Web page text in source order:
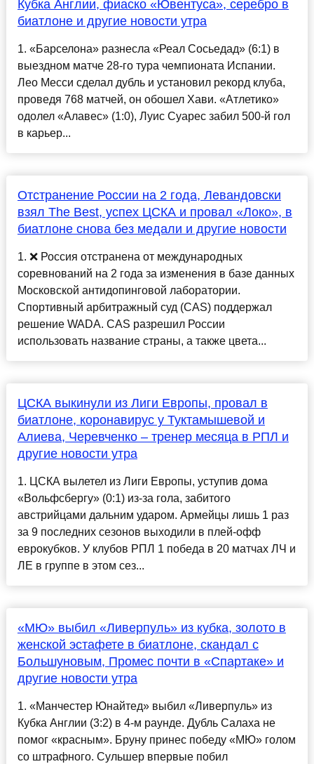
Кубка Англии, фиаско «Ювентуса», серебро в
биатлоне и другие новости утра
1. «Барселона» разнесла «Реал Сосьедад» (6:1) в
выездном матче 28-го тура чемпионата Испании.
Лео Месси сделал дубль и установил рекорд клуба,
проведя 768 матчей, он обошел Хави. «Атлетико»
одолел «Алавес» (1:0), Луис Суарес забил 500-й гол
в карьер...
Отстранение России на 2 года, Левандовски
взял The Best, успех ЦСКА и провал «Локо», в
биатлоне снова без медали и другие новости
1. ❌ Россия отстранена от международных
соревнований на 2 года за изменения в базе данных
Московской антидопинговой лаборатории.
Спортивный арбитражный суд (CAS) поддержал
решение WADA. CAS разрешил России
использовать название страны, а также цвета...
ЦСКА выкинули из Лиги Европы, провал в
биатлоне, коронавирус у Туктамышевой и
Алиева, Черевченко – тренер месяца в РПЛ и
другие новости утра
1. ЦСКА вылетел из Лиги Европы, уступив дома
«Вольфсбергу» (0:1) из-за гола, забитого
австрийцами дальним ударом. Армейцы лишь 1 раз
за 9 последних сезонов выходили в плей-офф
еврокубков. У клубов РПЛ 1 победа в 20 матчах ЛЧ и
ЛЕ в группе в этом сез...
«МЮ» выбил «Ливерпуль» из кубка, золото в
женской эстафете в биатлоне, скандал с
Большуновым, Промес почти в «Спартаке» и
другие новости утра
1. «Манчестер Юнайтед» выбил «Ливерпуль» из
Кубка Англии (3:2) в 4-м раунде. Дубль Салаха не
помог «красным». Бруну принес победу «МЮ» голом
со штрафного. Сульшер впервые побил